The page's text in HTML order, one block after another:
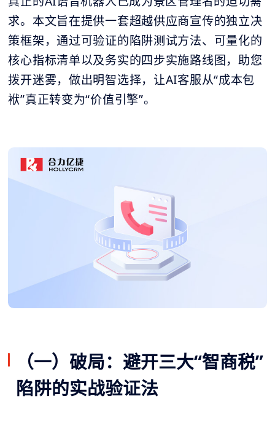
求。本文旨在提供一套超越供应商宣传的独立决
策框架，通过可验证的陷阱测试方法、可量化的
核心指标清单以及务实的四步实施路线图，助您
拨开迷雾，做出明智选择，让AI客服从“成本包
袱”真正转变为“价值引擎”。
（一）破局：避开三大“智商税”
陷阱的实战验证法